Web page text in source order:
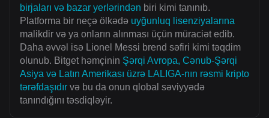
birjaları və bazar yerlərindən biri kimi tanınıb.
Platforma bir neçə ölkədə uyğunluq lisenziyalarına
malikdir və ya onların alınması üçün müraciət edib.
Daha əvvəl isə Lionel Messi brend səfiri kimi təqdim
olunub. Bitget həmçinin Şərqi Avropa, Cənub-Şərqi
Asiya və Latın Amerikası üzrə LALIGA-nın rəsmi kripto
tərəfdaşıdır və bu da onun qlobal səviyyədə
tanındığını təsdiqləyir.